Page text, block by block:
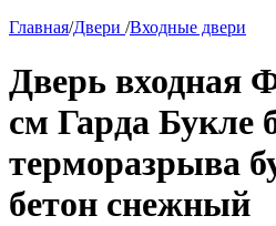
Главная/Двери /Входные двери
Дверь входная
см Гарда Букле
терморазрыва
бетон снежный